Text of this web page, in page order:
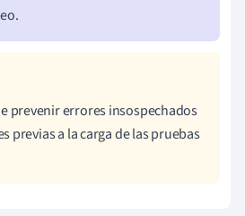
prevenir errores insospechados
previas a la carga de las pruebas